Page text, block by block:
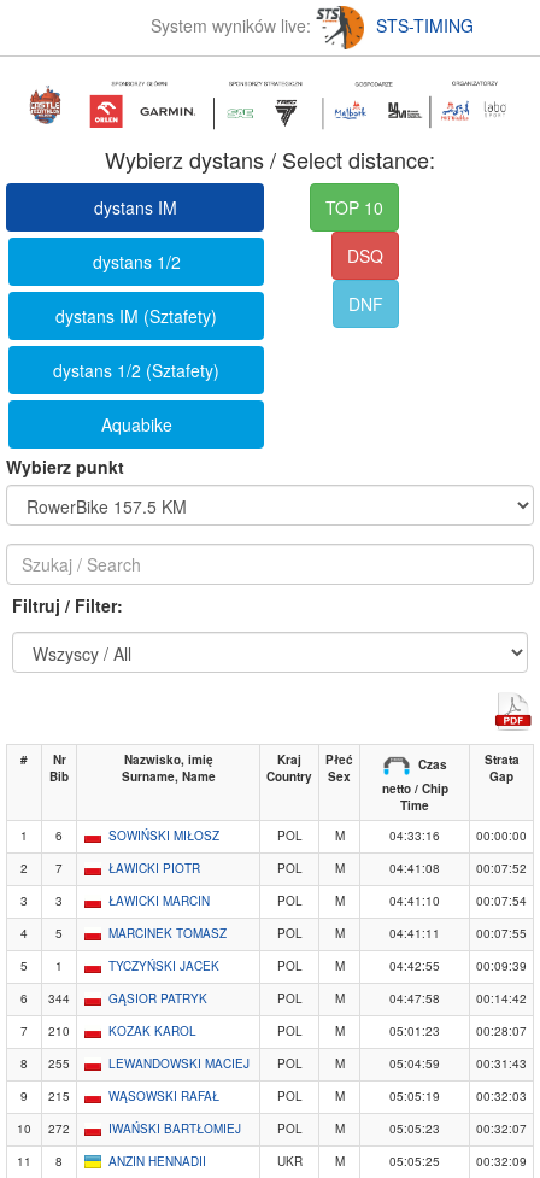
System wyników live: STS-TIMING
Wybierz dystans / Select distance:
dystans IM
dystans 1/2
dystans IM (Sztafety)
dystans 1/2 (Sztafety)
Aquabike
TOP 10
DSQ
DNF
Wybierz punkt
Filtruj / Filter:
#
Nr
Bib
Nazwisko, imię
Surname, Name
Kraj
Country
Płeć
Sex
Czas
netto / Chip
Time
Strata
Gap
1 6 SOWIŃSKI MIŁOSZ POL M 04:33:16
00:00:00
2
7 ŁAWICKI PIOTR POL M 04:41:08
00:07:52
3
3 ŁAWICKI MARCIN POL M 04:41:10
00:07:54
4
5 MARCINEK TOMASZ POL M 04:41:11
00:07:55
5
1 TYCZYŃSKI JACEK POL M 04:42:55
00:09:39
6
344 GĄSIOR PATRYK POL M 04:47:58
00:14:42
7
210 KOZAK KAROL POL M 05:01:23
00:28:07
8
255 LEWANDOWSKI MACIEJ POL M 05:04:59
00:31:43
9
215 WĄSOWSKI RAFAŁ POL M 05:05:19
00:32:03
10
272 IWAŃSKI BARTŁOMIEJ POL M 05:05:23
00:32:07
11
8 ANZIN HENNADII UKR M 05:05:25
00:32:09